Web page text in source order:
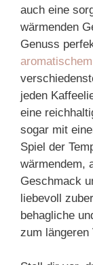
auch eine
wärmenden
Genuss
jeden
eine
sogar mit
Spiel der
wärmendem,
Geschmack
liebevoll
behagliche
zum längeren